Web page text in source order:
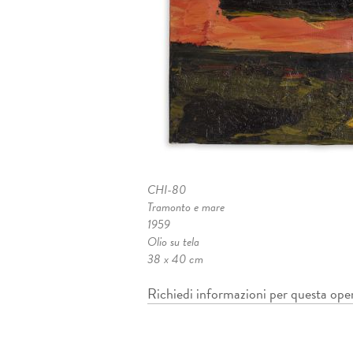
CHI-80
Tramonto e mare
1959
Olio su tela
38 x 40 cm
Richiedi informazioni per questa